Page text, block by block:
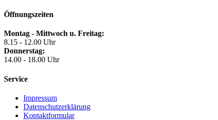
Öffnungszeiten
Montag - Mittwoch u. Freitag:
8.15 - 12.00 Uhr
Donnerstag:
14.00 - 18.00 Uhr
Service
Impressum
Datenschutzerklärung
Kontaktformular